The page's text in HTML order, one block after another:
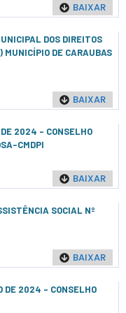
BAIXAR
DOS DIREITOS
MUNICÍPIO DE CARAUBAS
BAIXAR
DE 2024 - CONSELHO
CMDPI
BAIXAR
SOCIAL Nº
BAIXAR
DE 2024 - CONSELHO